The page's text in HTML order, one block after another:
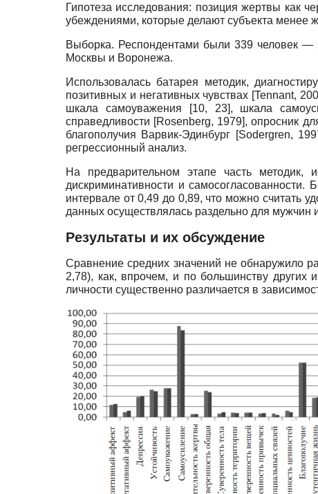
Гипотеза исследования: позиция жертвы как
убеждениями, которые делают субъекта менее
Выборка. Респондентами были 339 человек —
Москвы и Воронежа.
Использовалась батарея методик,
позитивных и негативных чувствах [Tennant,
шкала самоуважения [10, 23], шкала
справедливости [Rosenberg, 1979], опросник
благополучия Варвик-Эдинбург [Sodergren,
регрессионный анализ.
На предварительном этапе часть методик,
дискриминативности и
интервале от 0,49 до 0,89, что можно считать
данных осуществлялась раздельно для мужчин
Результаты и их обсуждение
Сравнение средних значений не обнаружило
2,78), как, впрочем, и по большинству других
личности существенно различается в